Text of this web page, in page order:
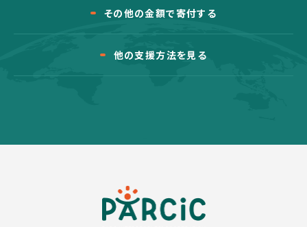
その他の金額で寄付する
他の支援方法を見る